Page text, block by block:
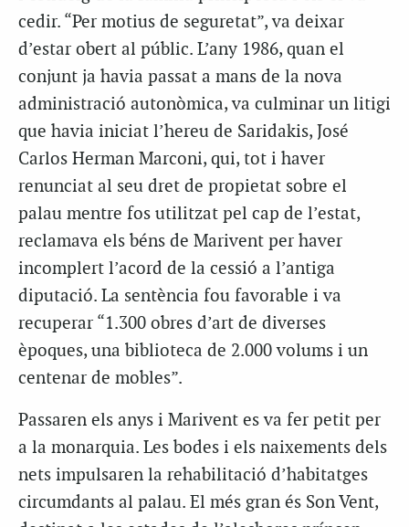
cedir. “Per motius de seguretat”, va deixar
d’estar obert al públic. L’any 1986, quan el
conjunt ja havia passat a mans de la nova
administració autonòmica, va culminar un litigi
que havia iniciat l’hereu de Saridakis, José
Carlos Herman Marconi, qui, tot i haver
renunciat al seu dret de propietat sobre el
palau mentre fos utilitzat pel cap de l’estat,
reclamava els béns de Marivent per haver
incomplert l’acord de la cessió a l’antiga
diputació. La sentència fou favorable i va
recuperar “1.300 obres d’art de diverses
èpoques, una biblioteca de 2.000 volums i un
centenar de mobles”.
Passaren els anys i Marivent es va fer petit per
a la monarquia. Les bodes i els naixements dels
nets impulsaren la rehabilitació d’habitatges
circumdants al palau. El més gran és Son Vent,